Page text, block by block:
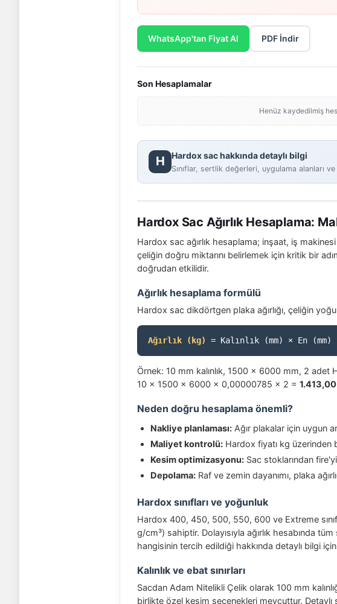
WhatsApp'tan Fiyat Al PDF İndir
Son Hesaplamalar
Henüz kaydedilmiş
H Hardox sac hakkında detaylı bilgi
Sınıflar, sertlik değerleri, uygulama alanları
Hardox Sac Ağırlık Hesaplama:
Hardox sac ağırlık hesaplama; inşaat, iş
çeliğin doğru miktarını belirlemek için kritik bir
doğrudan etkilidir.
Ağırlık hesaplama formülü
Hardox sac dikdörtgen plaka ağırlığı, çeliğin
Ağırlık (kg) = Kalınlık (mm) × En (mm)
Örnek: 10 mm kalınlık, 1500 × 6000 mm, 2 adet
10 × 1500 × 6000 × 0,00000785 × 2 =
Neden doğru hesaplama önemli?
Nakliye planlaması: Ağır plakalar için uygun
Maliyet kontrolü: Hardox fiyatı kg üzerinden
Kesim optimizasyonu: Sac stoklarından
Depolama: Raf ve zemin dayanımı, plaka
Hardox sınıfları ve yoğunluk
Hardox 400, 450, 500, 550, 600 ve Extreme
g/cm³) sahiptir. Dolayısıyla ağırlık hesabında
hangisinin tercih edildiği hakkında detaylı bilgi için
Kalınlık ve ebat sınırları
Sacdan Adam Nitelikli Çelik olarak 100 mm
birlikte özel kesim seçenekleri mevcuttur.